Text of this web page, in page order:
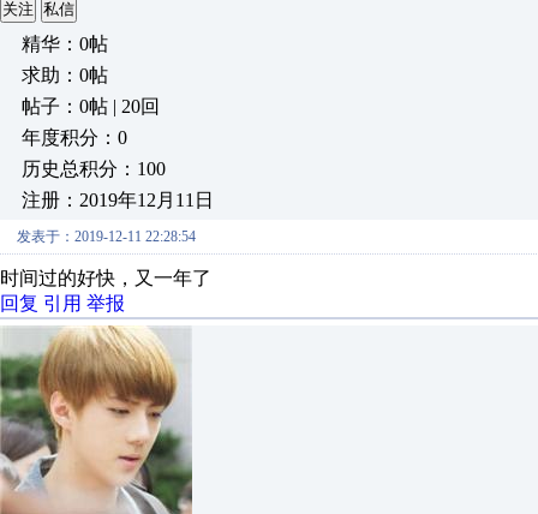
关注 私信
精华：0帖
求助：0帖
帖子：0帖 | 20回
年度积分：0
历史总积分：100
注册：2019年12月11日
发表于：2019-12-11 22:28:54
时间过的好快，又一年了
回复 引用 举报